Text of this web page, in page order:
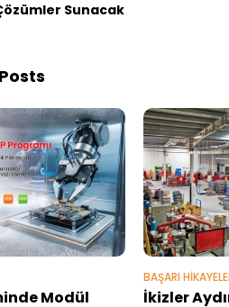
Sunacak
Modül
BAŞARI
İkizler